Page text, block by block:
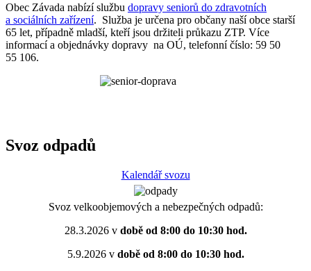
Obec Závada nabízí službu dopravy seniorů do zdravotních
a sociálních zařízení. Služba je určena pro občany naší obce starší
65 let, případně mladší, kteří jsou držiteli průkazu ZTP. Více
informací a objednávky dopravy na OÚ, telefonní číslo: 59 50
55 106.
Svoz odpadů
Kalendář svozu
Svoz velkoobjemových a nebezpečných odpadů:
28.3.2026 vdobě od 8:00 do 10:30 hod.
5.9.2026 vdobě od 8:00 do 10:30 hod.